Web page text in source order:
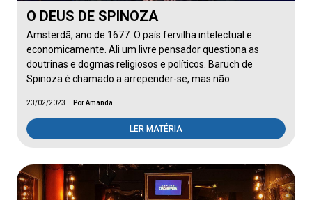
O DEUS DE SPINOZA
Amsterdã, ano de 1677. O país fervilha intelectual e
economicamente. Ali um livre pensador questiona as
doutrinas e dogmas religiosos e políticos. Baruch de
Spinoza é chamado a arrepender-se, mas não…
23/02/2023 Por Amanda
LER MATÉRIA